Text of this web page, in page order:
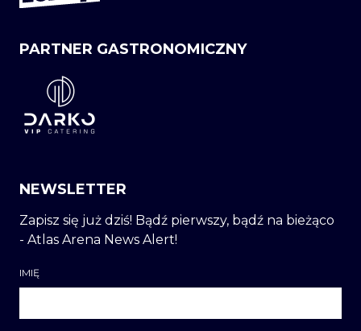
PARTNER GASTRONOMICZNY
NEWSLETTER
Zapisz się już dziś! Bądź pierwszy, bądź na bieżąco
- Atlas Arena News Alert!
IMIĘ